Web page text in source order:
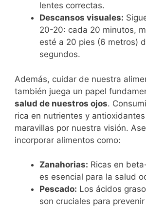
lentes correctas.
Descansos visuales:
20-20: cada 20 minutos,
esté a 20 pies (6 metros)
segundos.
Además, cuidar de nuestra
también juega un papel
salud de nuestros ojos.
rica en nutrientes y
maravillas por nuestra visión.
incorporar alimentos como:
Zanahorias: Ricas en
es esencial para la salud
Pescado: Los ácidos
son cruciales para prevenir